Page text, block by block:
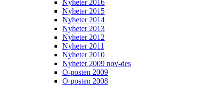
Nyheter 2016
Nyheter 2015
Nyheter 2014
Nyheter 2013
Nyheter 2012
Nyheter 2011
Nyheter 2010
Nyheter 2009 nov-des
O-posten 2009
O-posten 2008